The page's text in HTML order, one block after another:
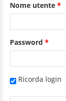
Nome utente *
Password *
Ricorda login